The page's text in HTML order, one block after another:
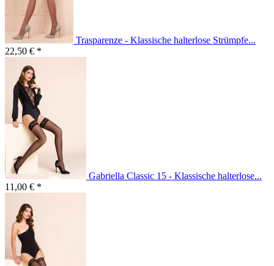
Trasparenze - Klassische halterlose Strümpfe...
22,50 € *
Gabriella Classic 15 - Klassische halterlose...
11,00 € *